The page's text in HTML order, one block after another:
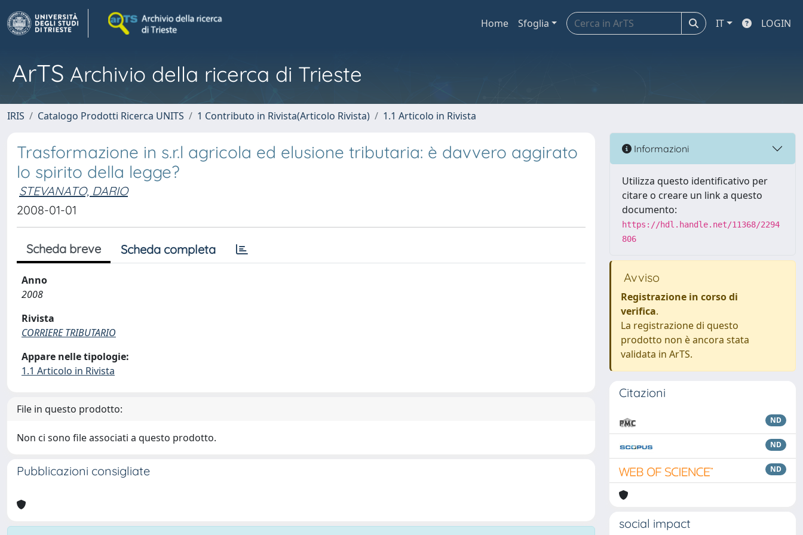
Home Sfoglia IT LOGIN
ArTS Archivio della ricerca di Trieste
IRIS Catalogo Prodotti Ricerca UNITS 1 Contributo in Rivista(Articolo Rivista) 1.1 Articolo in Rivista
Trasformazione in s.r.l agricola ed elusione tributaria: è davvero aggirato
lo spirito della legge?
STEVANATO, DARIO
2008-01-01
Scheda breve Scheda completa
Anno
2008
Rivista
CORRIERE TRIBUTARIO
Appare nelle tipologie:
1.1 Articolo in Rivista
File in questo prodotto:
Non ci sono file associati a questo prodotto.
Pubblicazioni consigliate
Informazioni
Utilizza questo identificativo per
citare o creare un link a questo
documento:
https://hdl.handle.net/11368/2294
806
Avviso
Registrazione in corso di
verifica.
La registrazione di questo
prodotto non è ancora stata
validata in ArTS.
Citazioni
ND
ND
ND
social impact